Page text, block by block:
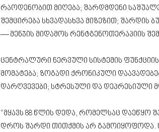
რაოდენობით მიღება; შარდმდენი
შემცირება სხვადასხვა მიზეზით; შარდის
— მენჯის მიდამოს რენტგენოთერაპიის
ცენტრალური ნერვული სისტემის
მომატება; ზოგადი ქრონიკული
დარღვევები; სტრესული და დეპრესიული
“მყავს 88 წლის დედა, რომელსაც
დროს შარდი თითქმის არ